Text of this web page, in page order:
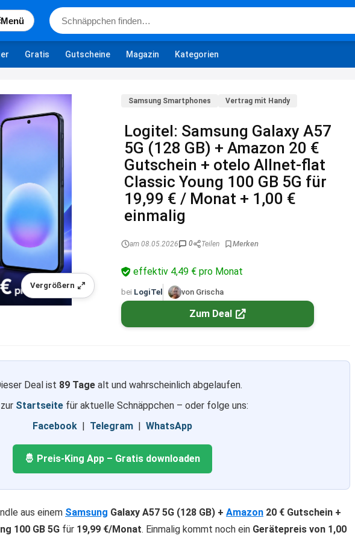
Menü
Gratis Gutscheine Magazin Kategorien
Vergrößern
Samsung Smartphones Vertrag mit Handy
Logitel: Samsung Galaxy A57
5G (128 GB) + Amazon 20 €
Gutschein + otelo Allnet-flat
Classic Young 100 GB 5G für
19,99 € / Monat + 1,00 €
einmalig
am 08.05.2026 0 Teilen
effektiv 4,49 € pro Monat
bei LogiTel von Grischa
Zum Deal
Deal ist 89 Tage alt und wahrscheinlich abgelaufen.
Startseite für aktuelle Schnäppchen – oder folge uns:
Facebook | Telegram | WhatsApp
🤴 Preis-King App – Gratis downloaden
aus einem Samsung Galaxy A57 5G (128 GB) + Amazon 20 € Gutschein +
100 GB 5G für 19,99 €/Monat. Einmalig kommt noch ein Gerätepreis von 1,00